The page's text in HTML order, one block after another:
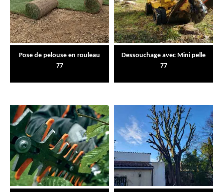
Pose de pelouse en rouleau
77
Dessouchage avec Mini pelle
77